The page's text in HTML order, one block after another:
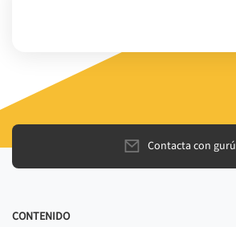
Contacta con gurú
CONTENIDO